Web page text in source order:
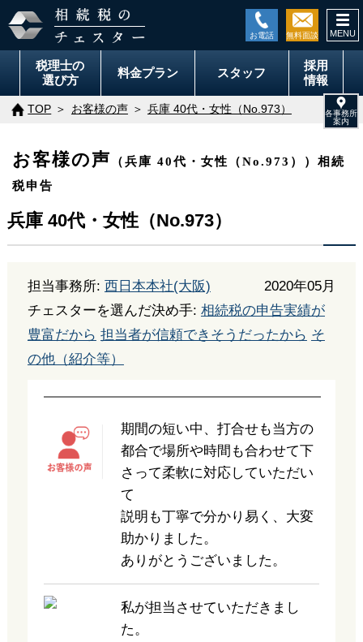
税理士の
選び方
料金プラン スタッフ
採用
情報
TOP お客様の声 兵庫 40代・女性（No.973）
お客様の声
（兵庫 40代・女性（No.973））相続
税申告
兵庫 40代・女性（No.973）
担当事務所: 西日本本社(大阪)
2020年05月
チェスターを選んだ決め手: 相続税の申告実績が
豊富だから 担当者が信頼できそうだったから そ
の他（紹介等）
期間の短い中、打合せも当方の
都合で場所や時間も合わせて下
さって柔軟に対応していただい
て
説明も丁寧で分かり易く、大変
助かりました。
ありがとうございました。
私が担当させていただきまし
た。